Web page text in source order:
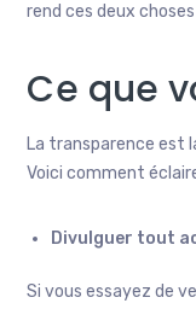
rend ces deux
Ce que
La transparence est
Voici comment
Divulguer tout
Si vous essayez de